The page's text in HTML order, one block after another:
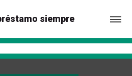
siempre